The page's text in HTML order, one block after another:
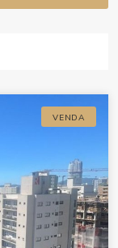
VENDA